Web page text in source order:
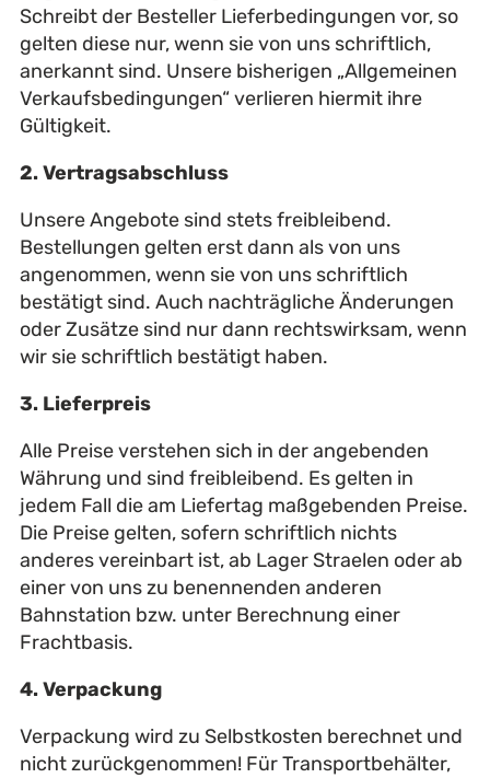
Schreibt der Besteller Lieferbedingungen vor, so
gelten diese nur, wenn sie von uns schriftlich,
anerkannt sind. Unsere bisherigen „Allgemeinen
Verkaufsbedingungen“ verlieren hiermit ihre
Gültigkeit.
2. Vertragsabschluss
Unsere Angebote sind stets freibleibend.
Bestellungen gelten erst dann als von uns
angenommen, wenn sie von uns schriftlich
bestätigt sind. Auch nachträgliche Änderungen
oder Zusätze sind nur dann rechtswirksam, wenn
wir sie schriftlich bestätigt haben.
3. Lieferpreis
Alle Preise verstehen sich in der angebenden
Währung und sind freibleibend. Es gelten in
jedem Fall die am Liefertag maßgebenden Preise.
Die Preise gelten, sofern schriftlich nichts
anderes vereinbart ist, ab Lager Straelen oder ab
einer von uns zu benennenden anderen
Bahnstation bzw. unter Berechnung einer
Frachtbasis.
4. Verpackung
Verpackung wird zu Selbstkosten berechnet und
nicht zurückgenommen! Für Transportbehälter,